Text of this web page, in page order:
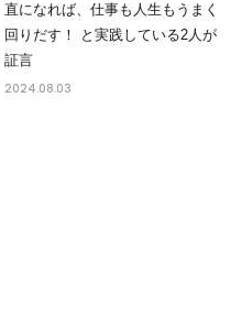
直になれば、仕事も人生もうまく
回りだす！ と実践している2人が
証言
2024.08.03